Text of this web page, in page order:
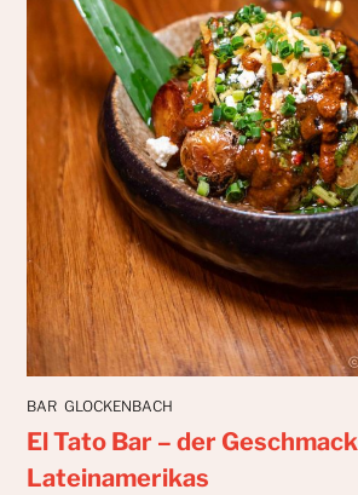
BAR GLOCKENBACH
El Tato Bar – der Geschmack
Lateinamerikas